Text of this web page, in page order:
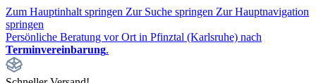
Zum Hauptinhalt springen Zur Suche springen Zur Hauptnavigation
springen
Persönliche Beratung vor Ort in Pfinztal (Karlsruhe) nach
Terminvereinbarung.